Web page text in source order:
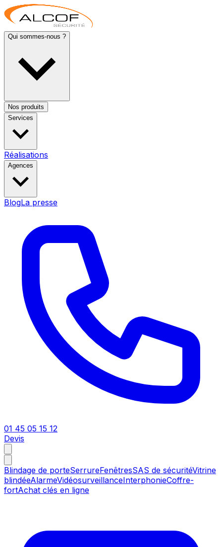
Qui sommes-nous ?
Nos produits
Services
Réalisations
Agences
BlogLa presse
01 45 05 15 12
Devis
Blindage de porteSerrureFenêtresSAS de sécuritéVitrine
blindéeAlarmeVidéosurveillanceInterphonieCoffre-
fortAchat clés en ligne